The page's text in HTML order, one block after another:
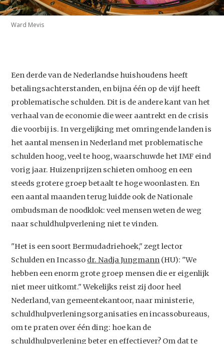
Ward Mevis
Een derde van de Nederlandse huishoudens heeft
betalingsachterstanden, en bijna één op de vijf heeft
problematische schulden. Dit is de andere kant van het
verhaal van de economie die weer aantrekt en de crisis
die voorbij is. In vergelijking met omringende landen is
het aantal mensen in Nederland met problematische
schulden hoog, veel te hoog, waarschuwde het IMF eind
vorig jaar. Huizenprijzen schieten omhoog en een
steeds grotere groep betaalt te hoge woonlasten. En
een aantal maanden terug luidde ook de Nationale
ombudsman de noodklok: veel mensen weten de weg
naar schuldhulpverlening niet te vinden.
"Het is een soort Bermudadriehoek," zegt lector
Schulden en Incasso dr. Nadja Jungmann (HU): "We
hebben een enorm grote groep mensen die er eigenlijk
niet meer uitkomt." Wekelijks reist zij door heel
Nederland, van gemeentekantoor, naar ministerie,
schuldhulpverleningsorganisaties en incassobureaus,
om te praten over één ding: hoe kan de
schuldhulpverlening beter en effectiever? Om dat te